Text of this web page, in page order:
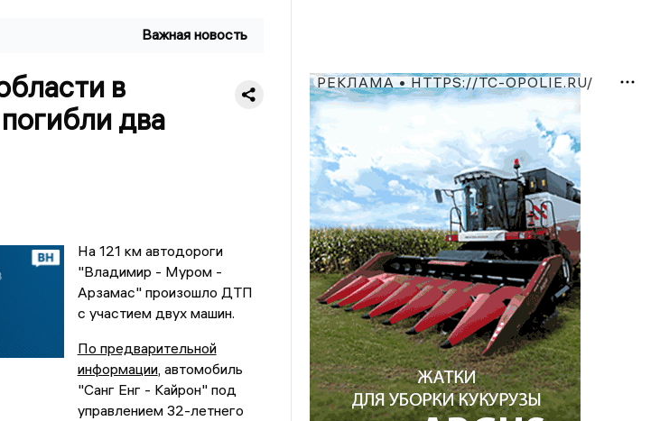
Важная новость
в
два
На 121 км автодороги
"Владимир - Муром -
Арзамас" произошло ДТП
с участием двух машин.
По предварительной
информации, автомобиль
"Санг Енг - Кайрон" под
управлением 32-летнего
РЕКЛАМА • HTTPS://TC-OPOLIE.RU/